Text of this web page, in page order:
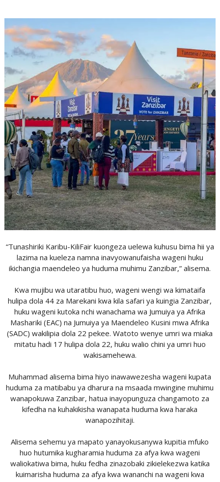
“Tunashiriki Karibu-KiliFair kuongeza uelewa kuhusu bima hii ya
lazima na kueleza namna inavyowanufaisha wageni huku
ikichangia maendeleo ya huduma muhimu Zanzibar,” alisema.
Kwa mujibu wa utaratibu huo, wageni wengi wa kimataifa
hulipa dola 44 za Marekani kwa kila safari ya kuingia Zanzibar,
huku wageni kutoka nchi wanachama wa Jumuiya ya Afrika
Mashariki (EAC) na Jumuiya ya Maendeleo Kusini mwa Afrika
(SADC) wakilipia dola 22 pekee. Watoto wenye umri wa miaka
mitatu hadi 17 hulipa dola 22, huku walio chini ya umri huo
wakisamehewa.
Muhammad alisema bima hiyo inawawezesha wageni kupata
huduma za matibabu ya dharura na msaada mwingine muhimu
wanapokuwa Zanzibar, hatua inayopunguza changamoto za
kifedha na kuhakikisha wanapata huduma kwa haraka
wanapozihitaji.
Alisema sehemu ya mapato yanayokusanywa kupitia mfuko
huo hutumika kugharamia huduma za afya kwa wageni
waliokatiwa bima, huku fedha zinazobaki zikielekezwa katika
kuimarisha huduma za afya kwa wananchi na wageni kwa